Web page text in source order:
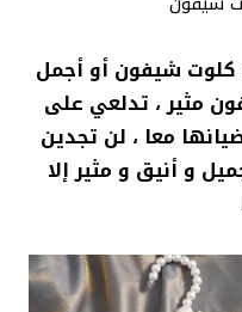
كلوت شيفون أو أجمل
مثير ، تدلعي على
معا ، لن تجدين
و أنيق و مثير إلا